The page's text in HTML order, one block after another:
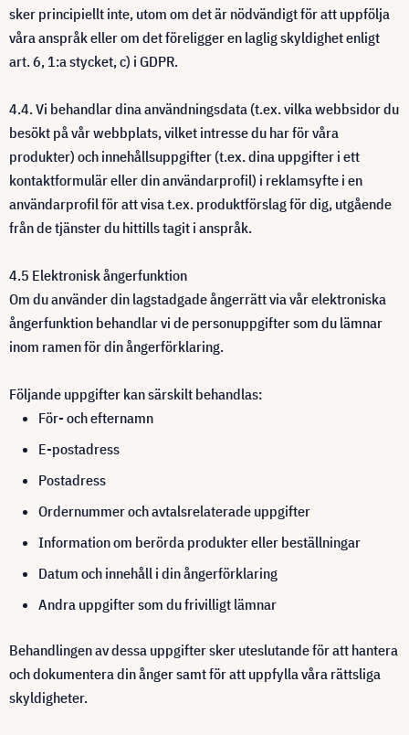
sker principiellt inte, utom om det är nödvändigt för att uppfölja
våra anspråk eller om det föreligger en laglig skyldighet enligt
art. 6, 1:a stycket, c) i GDPR.
4.4. Vi behandlar dina användningsdata (t.ex. vilka webbsidor du
besökt på vår webbplats, vilket intresse du har för våra
produkter) och innehållsuppgifter (t.ex. dina uppgifter i ett
kontaktformulär eller din användarprofil) i reklamsyfte i en
användarprofil för att visa t.ex. produktförslag för dig, utgående
från de tjänster du hittills tagit i anspråk.
4.5 Elektronisk ångerfunktion
Om du använder din lagstadgade ångerrätt via vår elektroniska
ångerfunktion behandlar vi de personuppgifter som du lämnar
inom ramen för din ångerförklaring.
Följande uppgifter kan särskilt behandlas:
För- och efternamn
E-postadress
Postadress
Ordernummer och avtalsrelaterade uppgifter
Information om berörda produkter eller beställningar
Datum och innehåll i din ångerförklaring
Andra uppgifter som du frivilligt lämnar
Behandlingen av dessa uppgifter sker uteslutande för att hantera
och dokumentera din ånger samt för att uppfylla våra rättsliga
skyldigheter.